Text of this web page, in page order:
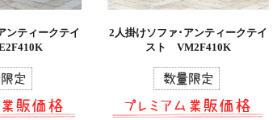
ンティークテイ
2人掛けソファ･アンティークテイ
スト VM2F410K